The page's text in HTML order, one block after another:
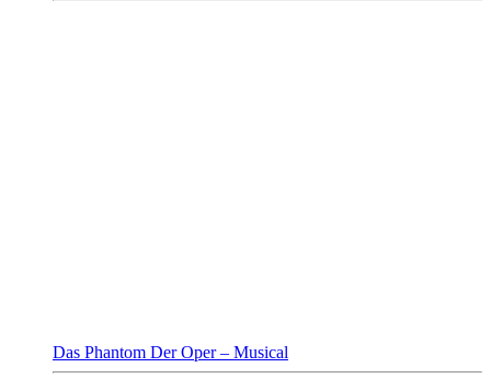
Das Phantom Der Oper – Musical